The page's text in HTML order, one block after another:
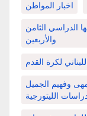
اخبار المواطن
الدراسي الثامن
والأربعين
لكرة القدم
وفهيم الجميل
الليتورجية